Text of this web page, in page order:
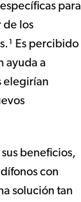
para
de los
Es percibido
ayuda a
elegirían
beneficios,
con
solución tan